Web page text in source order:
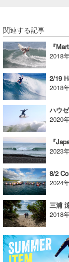
関連する記事
2018
2/19
2018
ハウ
2020
2023
2024
2018
MIN
mitz
OYZ
S.K
Soulman
VAGY
waka☆=
YUKI☆
たっちー
ハンマー
三輪予報士